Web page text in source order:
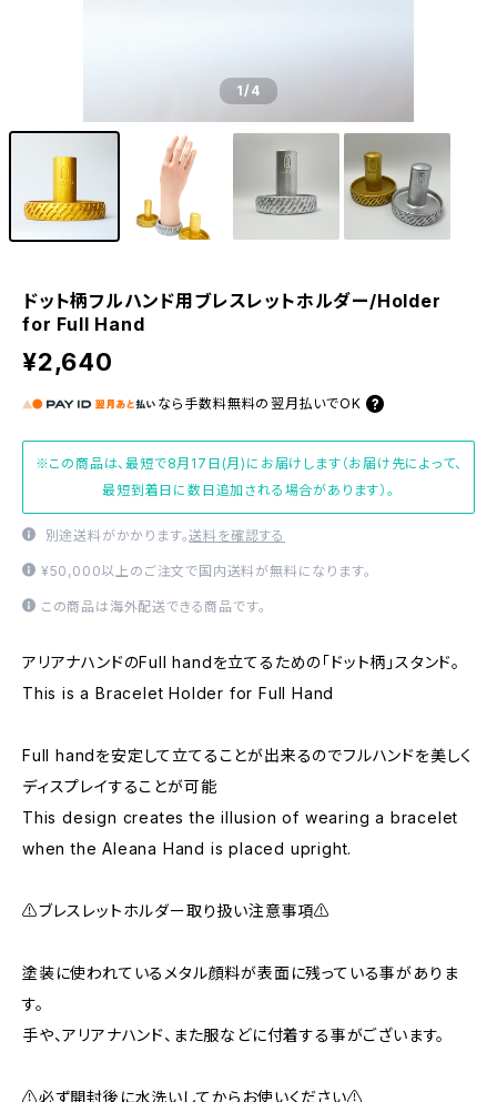
1/4
ドット柄フルハンド用ブレスレットホルダー/Holder
for Full Hand
¥2,640
なら 手数料無料の 翌月払いでOK
※この商品は、最短で8月17日(月)にお届けします（お届け先によって、
最短到着日に数日追加される場合があります）。
別途送料がかかります。送料を確認する
¥50,000以上のご注文で国内送料が無料になります。
この商品は海外配送できる商品です。
アリアナハンドのFull handを立てるための「ドット柄」スタンド。
This is a Bracelet Holder for Full Hand
Full handを安定して立てることが出来るのでフルハンドを美しく
ディスプレイすることが可能
This design creates the illusion of wearing a bracelet
when the Aleana Hand is placed upright.
⚠️ブレスレットホルダー取り扱い注意事項⚠️
塗装に使われているメタル顔料が表面に残っている事がありま
す。
手や、アリアナハンド、また服などに付着する事がございます。
⚠️必ず開封後に水洗いしてからお使いください⚠️